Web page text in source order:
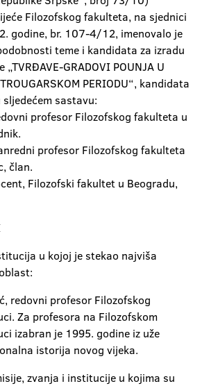
Filozofskog fakulteta, na sjednici
godine, br. 107-4/12, imenovalo je
teme i kandidata za izradu
GRADOVI POUNJA U
PERIODU“, kandidata
sastavu:
profesor Filozofskog fakulteta u
profesor Filozofskog fakulteta
član.
Filozofski fakultet u Beogradu,
u kojoj je stekao najviša
redovni profesor Filozofskog
Za profesora na Filozofskom
izabran je 1995. godine iz uže
istorija novog vijeka.
zvanja i institucije u kojima su